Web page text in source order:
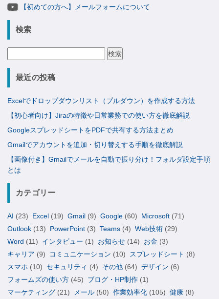
【初めての方へ】メールフォームについて
検索
最近の投稿
Excelでドロップダウンリスト（プルダウン）を作成する方法
【初心者向け】Jiraの特徴や日常業務での使い方を徹底解説
GoogleスプレッドシートをPDFで共有する方法まとめ
Gmailでアカウントを追加・切り替えする手順を徹底解説
【画像付き】Gmailでメールを自動で振り分け！フォルダ設定手順
とは
カテゴリー
AI (23) Excel (19) Gmail (9) Google (60) Microsoft (71)
Outlook (13) PowerPoint (3) Teams (4) Web技術 (29)
Word (11) インタビュー (1) お知らせ (14) お金 (3)
キャリア (9) コミュニケーション (10) スプレッドシート (8)
スマホ (10) セキュリティ (4) その他 (64) デザイン (6)
フォームズの使い方 (45) ブログ・HP制作 (1)
マーケティング (21) メール (50) 作業効率化 (105) 健康 (8)